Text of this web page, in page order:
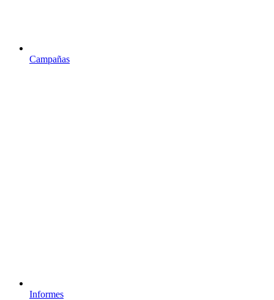
Campañas
Informes